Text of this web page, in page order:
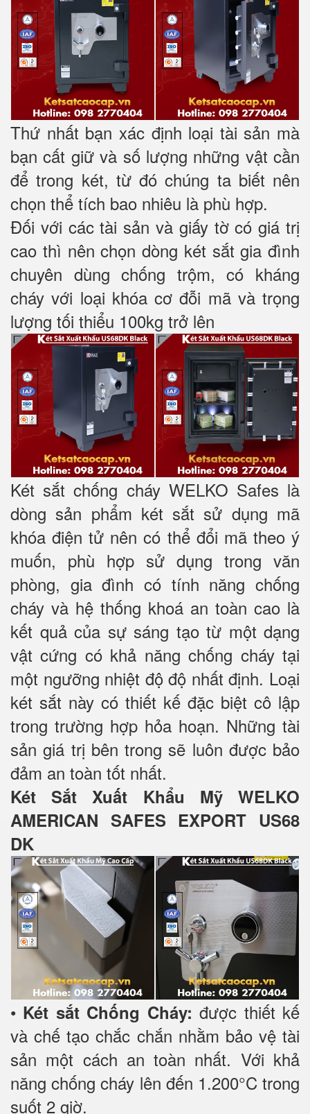
Thứ nhất bạn xác định loại tài sản mà
bạn cất giữ và số lượng những vật cần
để trong két, từ đó chúng ta biết nên
chọn thể tích bao nhiêu là phù hợp.
Đối với các tài sản và giấy tờ có giá trị
cao thì nên chọn dòng két sắt gia đình
chuyên dùng chống trộm, có kháng
cháy với loại khóa cơ đỗi mã và trọng
lượng tối thiểu 100kg trở lên
Két sắt chống cháy WELKO Safes là
dòng sản phẩm két sắt sử dụng mã
khóa điện tử nên có thể đổi mã theo ý
muốn, phù hợp sử dụng trong văn
phòng, gia đình có tính năng chống
cháy và hệ thống khoá an toàn cao là
kết quả của sự sáng tạo từ một dạng
vật cứng có khả năng chống cháy tại
một ngưỡng nhiệt độ độ nhất định. Loại
két sắt này có thiết kế đặc biệt cô lập
trong trường hợp hỏa hoạn. Những tài
sản giá trị bên trong sẽ luôn được bảo
đảm an toàn tốt nhất.
Két Sắt Xuất Khẩu Mỹ WELKO
AMERICAN SAFES EXPORT US68
DK
• Két sắt Chống Cháy: được thiết kế
và chế tạo chắc chắn nhằm bảo vệ tài
sản một cách an toàn nhất. Với khả
năng chống cháy lên đến 1.200°C trong
suốt 2 giờ.